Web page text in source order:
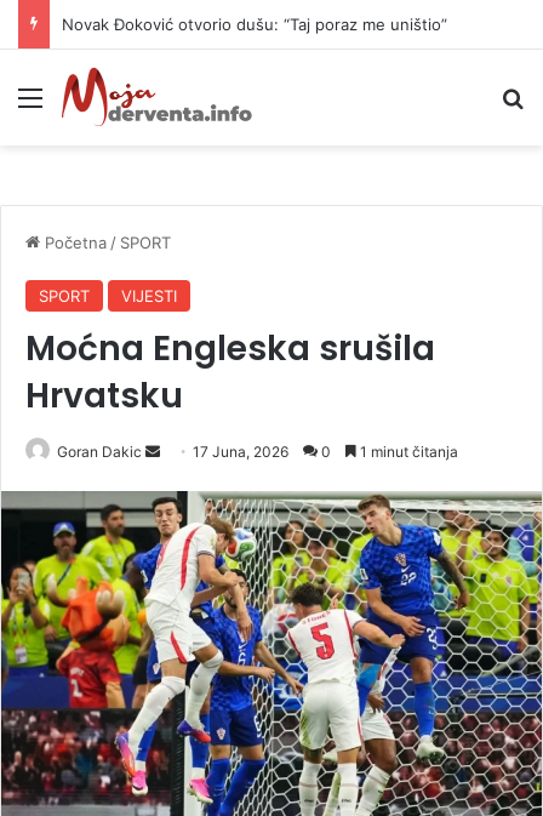
Novak Đoković otvorio dušu: “Taj poraz me uništio”
Meni
Početna / SPORT
SPORT VIJESTI
Moćna Engleska srušila
Hrvatsku
Goran Dakic
n
d
a
e
m
a
i
l
17 Juna, 2026 0 1 minut čitanja